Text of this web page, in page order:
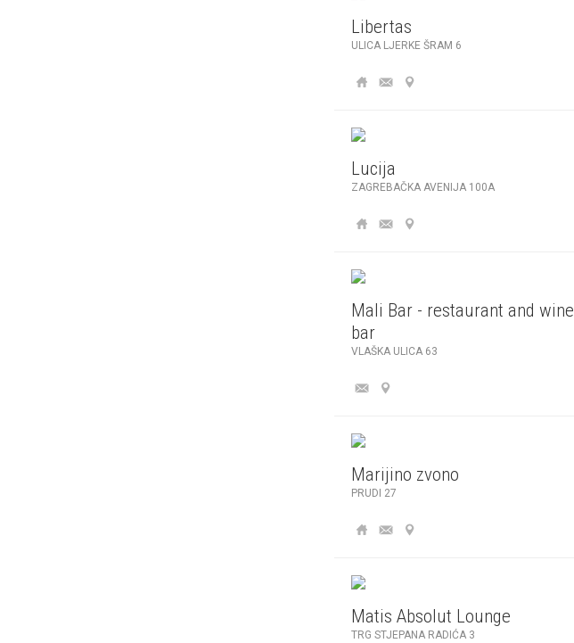
Libertas
ULICA LJERKE ŠRAM 6
Lucija
ZAGREBAČKA AVENIJA 100A
Mali Bar - restaurant and wine
bar
VLAŠKA ULICA 63
Marijino zvono
PRUDI 27
Matis Absolut Lounge
TRG STJEPANA RADIĆA 3